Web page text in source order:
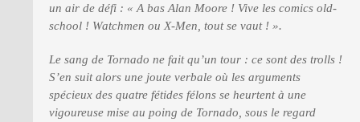
un air de défi : « A bas Alan Moore ! Vive les comics old-
school ! Watchmen ou X-Men, tout se vaut ! ».
Le sang de Tornado ne fait qu’un tour : ce sont des trolls !
S’en suit alors une joute verbale où les arguments
spécieux des quatre fétides félons se heurtent à une
vigoureuse mise au poing de Tornado, sous le regard